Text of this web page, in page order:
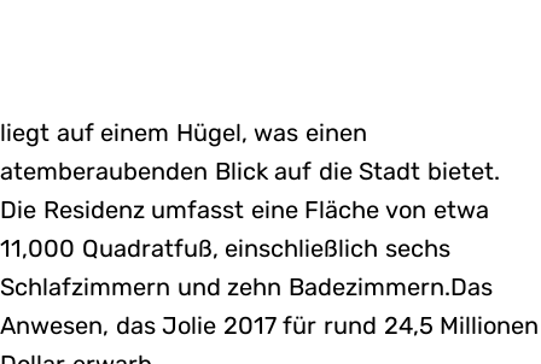
liegt auf einem Hügel, was einen
atemberaubenden Blick auf die Stadt bietet.
Die Residenz umfasst eine Fläche von etwa
11,000 Quadratfuß, einschließlich sechs
Schlafzimmern und zehn Badezimmern.Das
Anwesen, das Jolie 2017 für rund 24,5 Millionen